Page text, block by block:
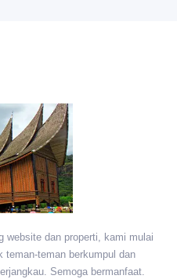
website dan properti, kami mulai
teman-teman berkumpul dan
Semoga bermanfaat.